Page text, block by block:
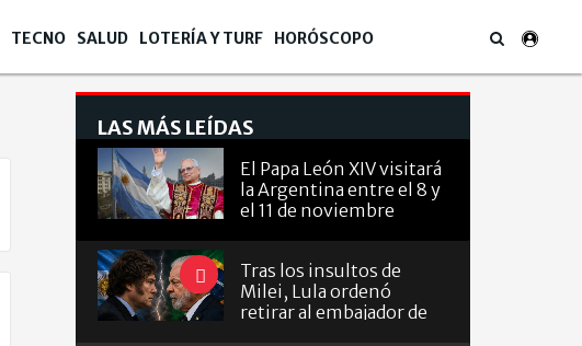
TECNO SALUD LOTERÍA Y TURF HORÓSCOPO
LAS MÁS LEÍDAS
El Papa León XIV visitará
la Argentina entre el 8 y
el 11 de noviembre
Tras los insultos de
Milei, Lula ordenó
retirar al embajador de